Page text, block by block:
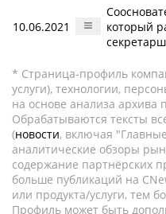
10.06.2021
который
* Страница-профиль
услуги), технологии,
на основе анализа архива
Обрабатываются тексты
(новости, включая
аналитические обзоры
содержание партнёрских
больше публикаций на
или продукта/услуги, тем
Профиль может быть